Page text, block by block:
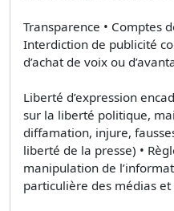
Transparence • Comptes
Interdiction de publicité
d’achat de voix ou
Liberté d’expression
sur la liberté politique,
diffamation, injure,
liberté de la presse) •
manipulation de
particulière des médias